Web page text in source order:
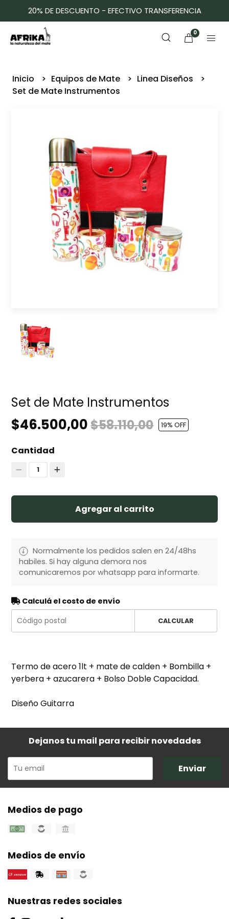
20% DE DESCUENTO - EFECTIVO TRANSFERENCIA
0
Inicio Equipos de Mate
Linea Diseños
Set de Mate Instrumentos
Set de Mate Instrumentos
$46.500,00$58.110,00 19% OFF
Cantidad
1
Agregar al carrito
Normalmente los pedidos salen en 24/48hs
habiles. Si hay alguna demora nos
comunicaremos por whatsapp para informarte.
Calculá el costo de envío
CALCULAR
Termo de acero 1lt + mate de calden + Bombilla +
yerbera + azucarera + Bolso Doble Capacidad.
Diseño Guitarra
Dejanos tu mail para recibir novedades
Enviar
Medios de pago
Medios de envío
Nuestras redes sociales